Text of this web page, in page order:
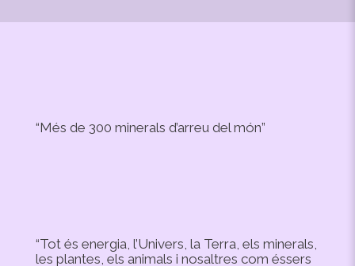
“Més de 300 minerals d’arreu del món”
“Tot és energia, l’Univers, la Terra, els minerals,
les plantes, els animals i nosaltres com éssers